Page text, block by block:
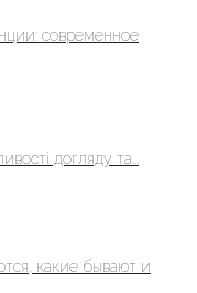
современное
догляду та...
какие бывают и